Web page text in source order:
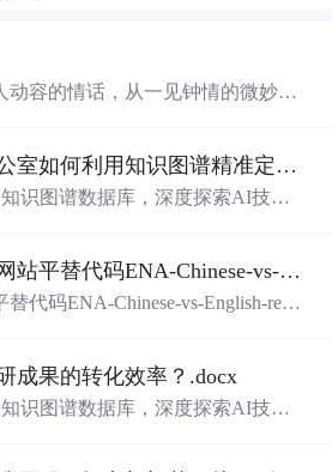
动容的情话，从一见钟情的微妙到
高校技术转移办公室如何利用知识图谱精准定位产业需求与技术适配点？.docx
识图谱数据库，深度探索AI技术
方案，推动科技创新与产业创新认知网络分析的网站平替代码ENA-Chinese-vs-English-reproducible.zip
代码ENA-Chinese-vs-English-repro
成果的转化效率？.docx
识图谱数据库，深度探索AI技术